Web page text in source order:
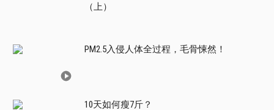
（上）
PM2.5入侵人体全过程，毛骨悚然！
10天如何瘦7斤？